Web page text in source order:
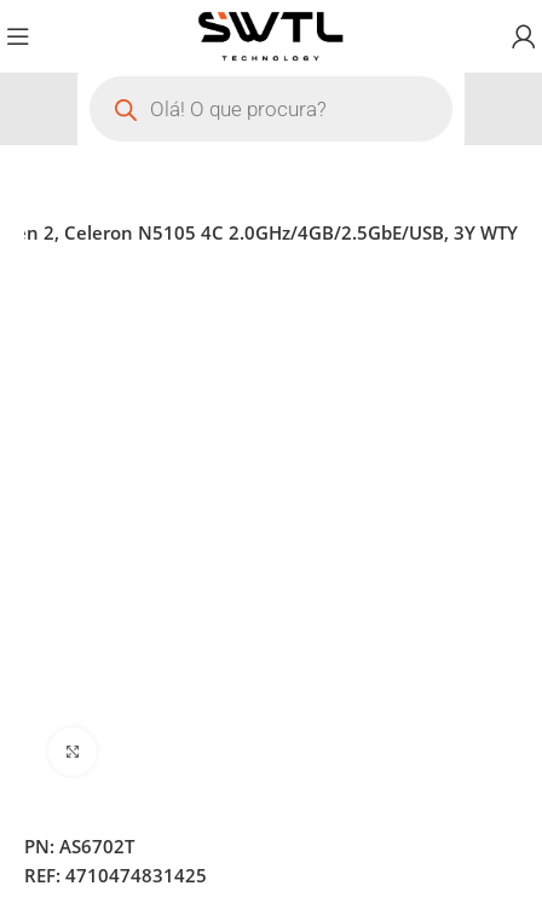
Gen 2, Celeron N5105 4C 2.0GHz/4GB/2.5GbE/USB, 3Y WTY
PN:AS6702T
REF:4710474831425